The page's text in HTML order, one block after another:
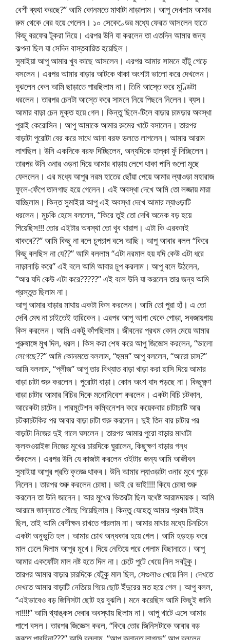
বেশী ব্যথা করছে?” আমি কোনমতে মাথাটা নাড়ালাম। আপু দেখলাম আমার
রুম থেকে বের হয়ে গেলেন। ১০ সেকেণ্ডের মধ্যে ফেরত আসলেন হাতে
কিছু বরফের টুকরা নিয়ে। এরপর উনি যা করলেন তা এতদিন আমার জন্য
কল্পনা ছিল যা সেদিন বাস্তবায়িত হয়েছিল।
সুমাইয়া আপু আমার খুব কাছে আসলেন। এরপর আমার সামনে হাঁটু গেড়ে
বসলেন। এরপর আমার বাড়ার আটকে থাকা অংশটা ভালো করে দেখলেন।
বুঝলেন কেন আমি ছাড়াতে পারছিলাম না। তিনি আস্তে করে মুণ্ডিটা
ধরলেন। তারপর চেনটা আস্তে করে সামনে নিয়ে পিছনে নিলেন। ব্যস।
আমার বাড়া চেন মুক্ত হয়ে গেল। কিন্তু ছিলে-টিলে বাড়ার চামড়ার অবস্থা
পুরাই কেরোসিন। আপু আমাকে আমার রুমের খাটে বসালেন। তারপর
বাড়াটা পুরোটা বের করে সাথে আনা বরফ ডলতে লাগলেন। আমার আরাম
লাগছিল। উনি একদিকে বরফ দিচ্ছিলেন, অন্যদিকে হাল্কা ফুঁ দিচ্ছিলেন।
তারপর উনি ওনার ওড়না দিয়ে আমার বাড়ায় লেগে থাকা পানি গুলো মুছে
ফেললেন। এর মধ্যে আপুর নরম হাতের ছোঁয়া পেয়ে আমার ল্যাওড়া মহারাজ
ফুলে-ফেঁপে তালগাছ হয়ে গেলেন। এই অবস্থা দেখে আমি তো লজ্জায় মারা
যাচ্ছিলাম। কিন্ত সুমাইয়া আপু এই অবস্থা দেখে আমার ল্যাওড়াটি
ধরলেন। মুচকি হেসে বললেন, “কিরে তুই তো দেখি অনেক বড় হয়ে
গিয়েছিস!!! তোর এইটার অবস্থা তো খুব খারাপ। এটা কি এরকমই
থাকবে??” আমি কিছু না বলে চুপচাপ বসে আছি। আপু আবার বলল “কিরে
কিছু বলছিস না যে??” আমি বললাম “এটা নরমাল হয় যদি কেউ এটা ধরে
নাড়ানাড়ি করে” এই বলে আমি আবার চুপ করলাম। আপু বলে উঠলেন,
“আর যদি কেউ এটা করে?????” এই বলে উনি যা করলেন তার জন্য আমি
প্রস্তুত ছিলাম না।
আপু আমার বাড়ার মাথায় একটা কিস করলেন। আমি তো পুরা হাঁ। এ তো
দেখি মেঘ না চাইতেই হারিকেন। এরপর আপু আগা থেকে গোড়া, সবজায়গায়
কিস করলেন। আমি একটু কাঁপছিলাম। জীবনের প্রথম কোন মেয়ে আমার
পুরুষাঙ্গে মুখ দিল, ধরল। কিস করা শেষ করে আপু জিজ্ঞেস করলেন, “ভালো
লেগেছে??” আমি কোনমতে বললাম, “হুমম” আপু বললেন, “আরো চাস?”
আমি বললাম, “প্লীজ” আপু তার বিখ্যাত বাড়া খাড়া করা হাসি দিয়ে আমার
বাড়া চাটা শুরু করলেন। পুরোটা বাড়া। কোন অংশ বাদ পড়ছে না। কিছুক্ষ্ণণ
বাড়া চাটার আমার বিচির দিকে মনোনিবেশ করলেন। একটা বিচি চটকান,
আরেকটা চাটেন। পারমুটেশন কম্বিনেশন করে কয়েকবার চাটাচাটি আর
চটকাচটকির পর আবার বাড়া চাটা শুরু করলেন। দুই তিন বার চাটার পর
বাড়াটা নিজের দুই গালে ঘসলেন। তারপর আমার পুরো বাড়ার মাথাটা
ক্লকওয়াইজ নিজের মুখের চারদিকে ঘুরালেন, কিছুক্ষণ বাড়ার গন্ধ
শুঁকলেন। এরপর উনি যে কাজটা করলেন ওইটার জন্য আমি আজীবন
সুমাইয়া আপুর প্রতি কৃতজ্ঞ থাকব। উনি আমার ল্যাওড়াটা ওনার মুখে পুড়ে
নিলেন। তারপর শুরু করলেন চোষা। ভাই রে ভাই!!!! কিযে চোষা শুরু
করলেন তা উনি জানেন। আর মুখের ভিতরটা ছিল যথেষ্ট আরামদায়ক। আমি
আরামে জান্নাতে পৌছে গিয়েছিলাম। কিন্তু যেহেতু আমার প্রথম টাইম
ছিল, তাই আমি বেশীক্ষন রাখতে পারলাম না। আমার মাথার মধ্যে চিনচিনে
একটা অনুভুতি হল। আমার চোখ অন্ধকার হয়ে গেল। আমি হড়হড় করে
মাল ঢেলে দিলাম আপুর মুখে। দিয়ে নেতিয়ে পরে গেলাম বিছানাতে। আপু
আমার একফোঁটা মাল নষ্ট হতে দিল না। চেটে পুটে খেয়ে নিল সবটুকু।
তারপর আমার বাড়ার চারদিকে যেটুকু মাল ছিল, সেগুলাও খেয়ে নিল। দেখতে
দেখতে আমার বাড়াটি নেতিয়ে গিয়ে ছোট ইঁদুরের মত হয়ে গেল। আপু বলল,
“এইভাবেও বড় জিনিসটা ছোট হয় বুঝলি। মনে করেছিস আমি কিছুই জানি
না!!!!” আমি থ্যাঙ্কস দেবার অবস্থায় ছিলাম না। আপু খাটে এসে আমার
পাশে বসল। তারপর জিজ্ঞেস করল, “কিরে তোর জিনিসটাকে আবার বড়